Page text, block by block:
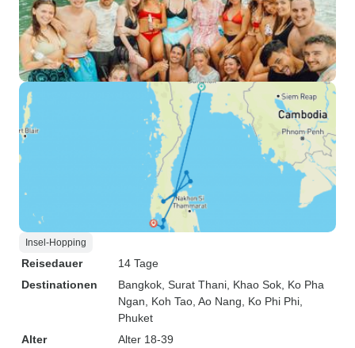
Insel-Hopping
Reisedauer
14 Tage
Destinationen
Bangkok , Surat Thani , Khao Sok , Ko Pha
Ngan , Koh Tao , Ao Nang , Ko Phi Phi
Phuket
Alter
Alter 18-39